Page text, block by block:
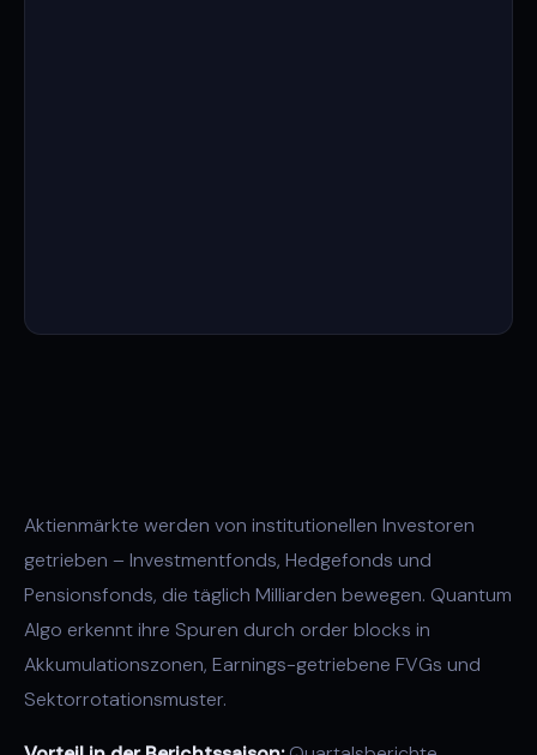
Aktienmärkte werden von institutionellen Investoren
getrieben – Investmentfonds, Hedgefonds und
Pensionsfonds, die täglich Milliarden bewegen. Quantum
Algo erkennt ihre Spuren durch order blocks in
Akkumulationszonen, Earnings-getriebene FVGs und
Sektorrotationsmuster.